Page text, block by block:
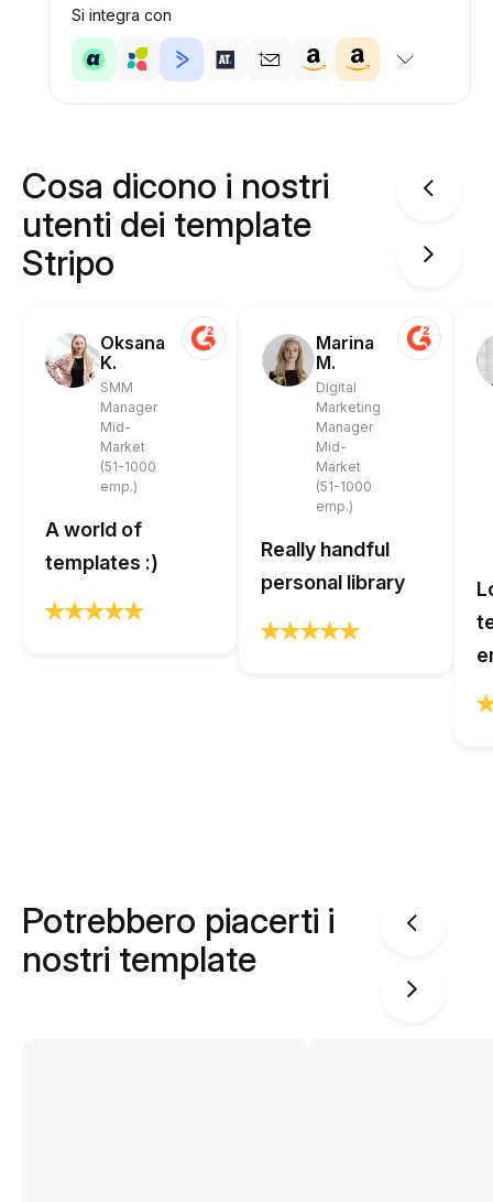
Si integra con
Cosa dicono i nostri
utenti dei template
Stripo
Oksana
K.
SMM
Manager
Mid-
Market
(51-1000
emp.)
A world of
templates :)
Marina
M.
Digital
Marketing
Manager
Mid-
Market
(51-1000
emp.)
Really handful
personal library
Potrebbero piacerti i
nostri template